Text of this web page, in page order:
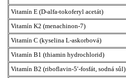
Vitamín E (D-alfa-tokoferyl acetát)
Vitamín K2 (menachinon-7)
Vitamín C (kyselina L-askorbová)
Vitamín B1 (thiamin hydrochlorid)
Vitamín B2 (riboflavin-5′-fosfát, sodná sůl)